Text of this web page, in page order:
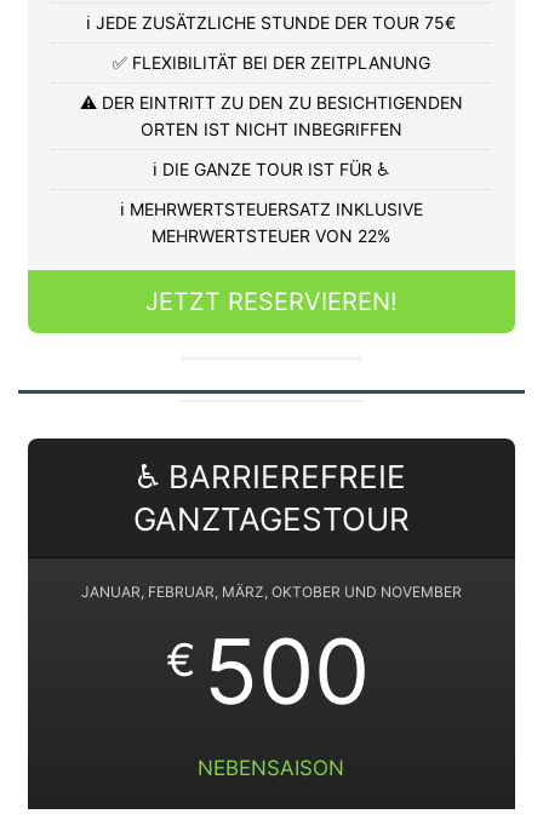
ℹ️ JEDE ZUSÄTZLICHE STUNDE DER TOUR 75€
✅ FLEXIBILITÄT BEI DER ZEITPLANUNG
⚠️ DER EINTRITT ZU DEN ZU BESICHTIGENDEN
ORTEN IST NICHT INBEGRIFFEN
ℹ️ DIE GANZE TOUR IST FÜR ♿
ℹ️ MEHRWERTSTEUERSATZ INKLUSIVE
MEHRWERTSTEUER VON 22%
JETZT RESERVIEREN!
♿ BARRIEREFREIE
GANZTAGESTOUR
JANUAR, FEBRUAR, MÄRZ, OKTOBER UND NOVEMBER
€ 500
NEBENSAISON